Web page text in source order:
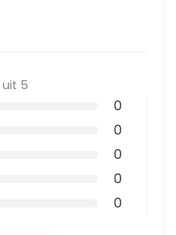
uit 5
0
0
0
0
0